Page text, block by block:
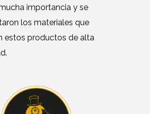
importancia y se
los materiales que
estos productos de alta